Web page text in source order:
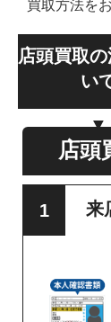
買取方法を
店頭買取
い
店頭
来